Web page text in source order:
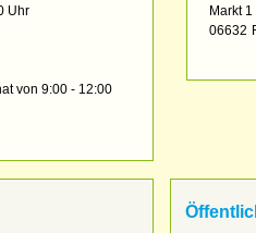
Uhr
von 9:00 - 12:00
Markt 1
06632